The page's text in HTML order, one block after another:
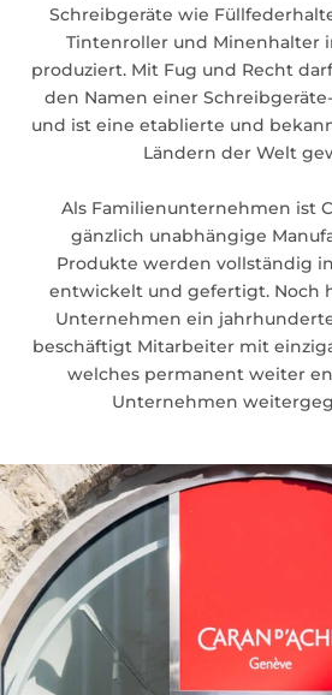
Schreibgeräte wie
Tintenroller und Minenhalter
produziert. Mit Fug und Recht
den Namen einer
und ist eine etablierte und
Ländern der Welt
Als Familienunternehmen ist
gänzlich unabhängige
Produkte werden vollständig
entwickelt und gefertigt. Noch
Unternehmen ein
beschäftigt Mitarbeiter mit
welches permanent weiter
Unternehmen